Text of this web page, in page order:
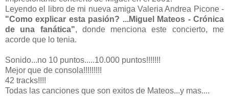
Leyendo el libro de mi nueva amiga Valeria Andrea Picone -
"Como explicar esta pasión? ...Miguel Mateos - Crónica
de una fanática", donde menciona este concierto, me
acorde que lo tenia.
Sonido...no 10 puntos.....10.000 puntos!!!!!!!
Mejor que de consola!!!!!!!!!
42 tracks!!!!
Todas las canciones que son exitos de Mateos...y mas....